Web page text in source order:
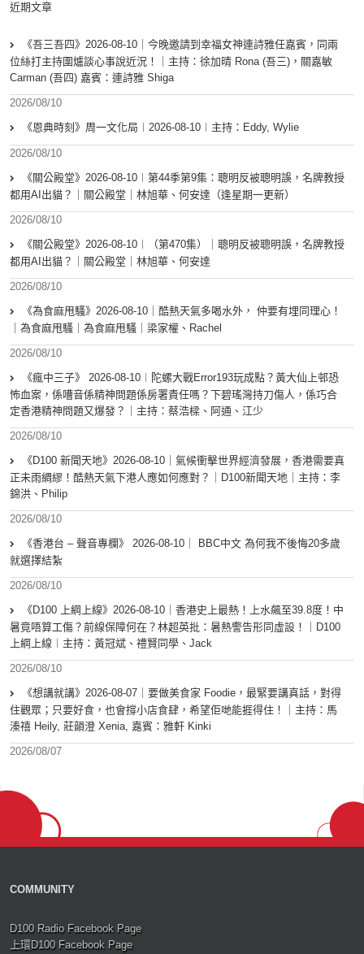
近期文章
《吾三吾四》2026-08-10｜今晚邀請到幸福女神連詩雅任嘉賓，同兩
位絲打主持圍爐談心事說近況！｜主持：徐加晴 Rona (吾三)，關嘉敏
Carman (吾四) 嘉賓：連詩雅 Shiga
2026/08/10
《恩典時刻》周一文化局︱2026-08-10︱主持：Eddy, Wylie
2026/08/10
《關公殿堂》2026-08-10︱第44季第9集：聰明反被聰明誤，名牌教授
都用AI出貓？｜關公殿堂｜林旭華、何安達（逢星期一更新）
2026/08/10
《關公殿堂》2026-08-10︱（第470集）｜聰明反被聰明誤，名牌教授
都用AI出貓？｜關公殿堂｜林旭華、何安達
2026/08/10
《為食麻甩騷》2026-08-10｜酷熱天氣多喝水外， 仲要有埋同理心！
｜為食麻甩騷｜為食麻甩騷｜梁家權、Rachel
2026/08/10
《瘋中三子》 2026-08-10︱陀螺大戰Error193玩成點？黃大仙上邨恐
怖血案，係嘈音係精神問題係房署責任嗎？下碧瑤灣持刀傷人，係巧合
定香港精神問題又爆發？｜主持：蔡浩樑、阿通、江少
2026/08/10
《D100 新聞天地》2026-08-10｜氣候衝擊世界經濟發展，香港需要真
正未雨綢繆！酷熱天氣下港人應如何應對？｜D100新聞天地｜主持：李
錦洪、Philip
2026/08/10
《香港台 – 聲音專欄》 2026-08-10｜ BBC中文 為何我不後悔20多歲
就選擇結紮
2026/08/10
《D100 上綱上線》2026-08-10｜香港史上最熱！上水飆至39.8度！中
暑竟唔算工傷？前線保障何在？林超英批：暑熱警告形同虛設！｜D100
上綱上線︱主持：黃冠斌、禮賢同學、Jack
2026/08/10
《想講就講》2026-08-07｜要做美食家 Foodie，最緊要講真話，對得
住觀眾；只要好食，也會撐小店食肆，希望佢哋能捱得住！｜主持：馬
溱禧 Heily, 莊韻澄 Xenia, 嘉賓：雅軒 Kinki
2026/08/07
COMMUNITY
D100 Radio Facebook Page
上環D100 Facebook Page